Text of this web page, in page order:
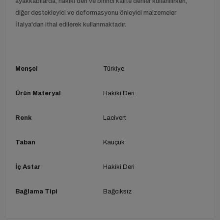
diğer destekleyici ve deformasyonu önleyici malzemeler
İtalya'dan ithal edilerek kullanmaktadır.
Menşei Türkiye
Ürün Materyal Hakiki Deri
Renk Lacivert
Taban Kauçuk
İç Astar Hakiki Deri
Bağlama Tipi Bağcıksız